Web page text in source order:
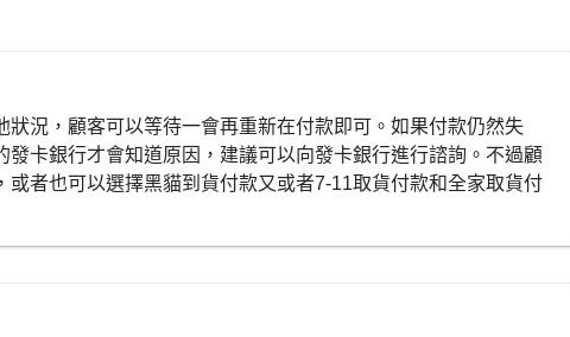
況，顧客可以等待一會再重新在付款即可。如果付款仍然失
卡銀行才會知道原因，建議可以向發卡銀行進行諮詢。不過顧
者也可以選擇黑貓到貨付款又或者7-11取貨付款和全家取貨付